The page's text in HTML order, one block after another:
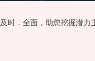
，全面，助您挖掘潜力